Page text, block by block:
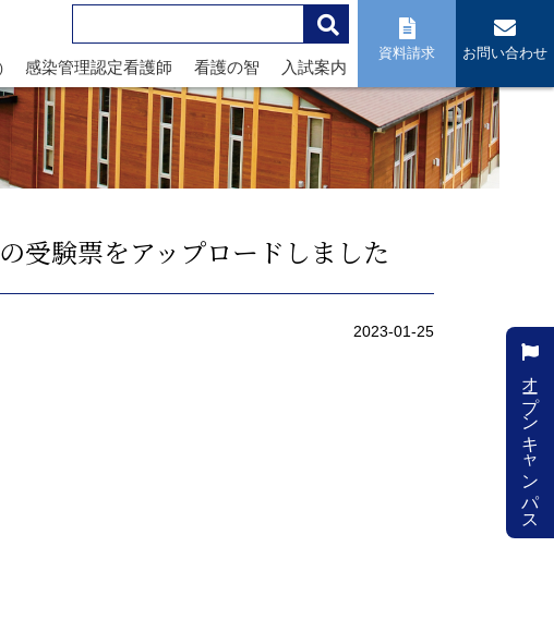
感染管理認定看護師 看護の智 入試案内
資料請求 お問い合わせ
受験票をアップロードしました
2023-01-25
オープンキャンパス